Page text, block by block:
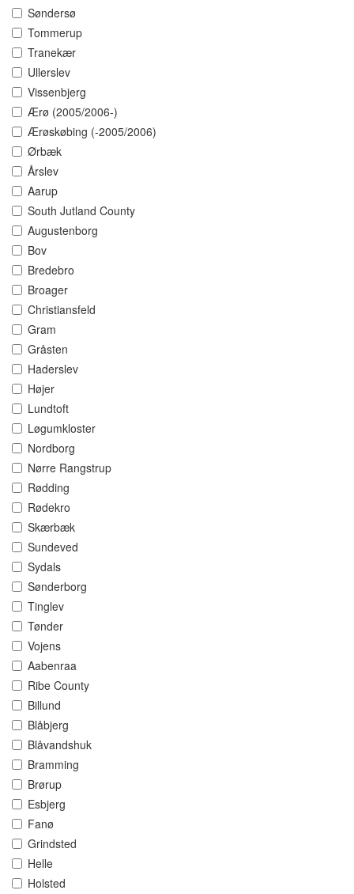
Søndersø
Tommerup
Tranekær
Ullerslev
Vissenbjerg
Ærø (2005/2006-)
Ærøskøbing (-2005/2006)
Ørbæk
Årslev
Aarup
South Jutland County
Augustenborg
Bov
Bredebro
Broager
Christiansfeld
Gram
Gråsten
Haderslev
Højer
Lundtoft
Løgumkloster
Nordborg
Nørre Rangstrup
Rødding
Rødekro
Skærbæk
Sundeved
Sydals
Sønderborg
Tinglev
Tønder
Vojens
Aabenraa
Ribe County
Billund
Blåbjerg
Blåvandshuk
Bramming
Brørup
Esbjerg
Fanø
Grindsted
Helle
Holsted